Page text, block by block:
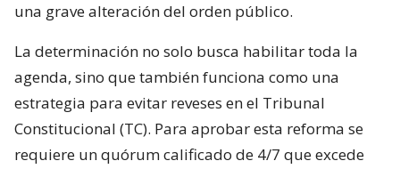
una grave alteración del orden público.
La determinación no solo busca habilitar toda la
agenda, sino que también funciona como una
estrategia para evitar reveses en el Tribunal
Constitucional (TC). Para aprobar esta reforma se
requiere un quórum calificado de 4/7 que excede